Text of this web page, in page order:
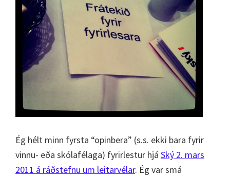
Ég hélt minn fyrsta “opinbera” (s.s. ekki bara fyrir
vinnu- eða skólafélaga) fyrirlestur hjá Ský 2. mars
2011 á ráðstefnu um leitarvélar. Ég var smá